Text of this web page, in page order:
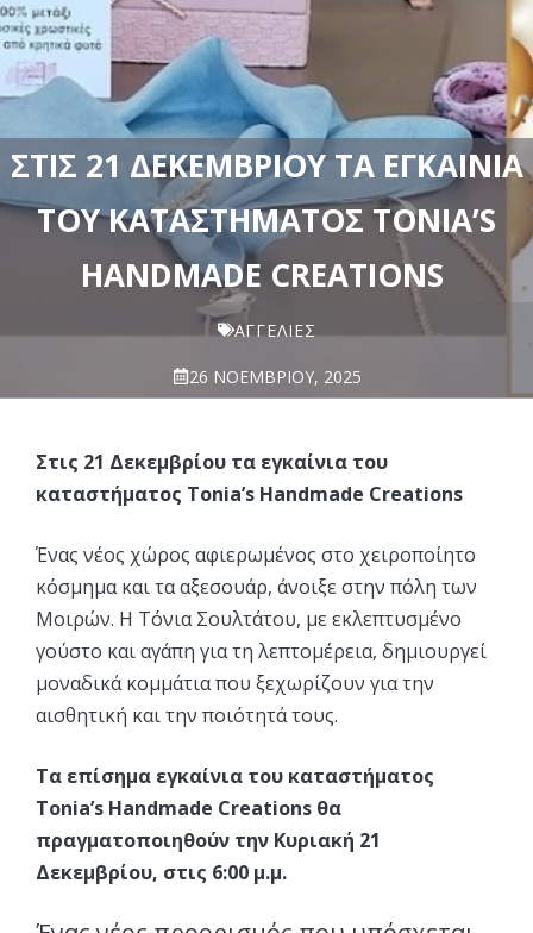
ΣΤΙΣ 21 ΔΕΚΕΜΒΡΊΟΥ ΤΑ ΕΓΚΑΊΝΙΑ
ΤΟΥ ΚΑΤΑΣΤΉΜΑΤΟΣ TONIA’S
HANDMADE CREATIONS
ΑΓΓΕΛΊΕΣ
26 ΝΟΕΜΒΡΊΟΥ, 2025
Στις 21 Δεκεμβρίου τα εγκαίνια του
καταστήματος Tonia’s Handmade Creations
Ένας νέος χώρος αφιερωμένος στο χειροποίητο
κόσμημα και τα αξεσουάρ, άνοιξε στην πόλη των
Μοιρών. Η Τόνια Σουλτάτου, με εκλεπτυσμένο
γούστο και αγάπη για τη λεπτομέρεια, δημιουργεί
μοναδικά κομμάτια που ξεχωρίζουν για την
αισθητική και την ποιότητά τους.
Τα επίσημα εγκαίνια του καταστήματος
Tonia’s Handmade Creations θα
πραγματοποιηθούν την Κυριακή 21
Δεκεμβρίου, στις 6:00 μ.μ.